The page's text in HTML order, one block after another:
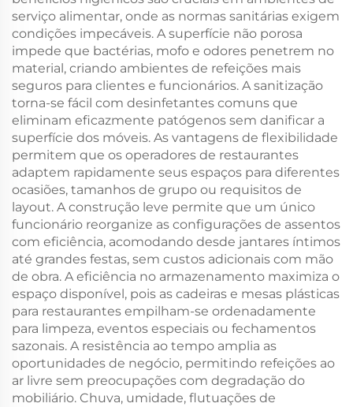
serviço alimentar, onde as normas sanitárias exigem
condições impecáveis. A superfície não porosa
impede que bactérias, mofo e odores penetrem no
material, criando ambientes de refeições mais
seguros para clientes e funcionários. A sanitização
torna-se fácil com desinfetantes comuns que
eliminam eficazmente patógenos sem danificar a
superfície dos móveis. As vantagens de flexibilidade
permitem que os operadores de restaurantes
adaptem rapidamente seus espaços para diferentes
ocasiões, tamanhos de grupo ou requisitos de
layout. A construção leve permite que um único
funcionário reorganize as configurações de assentos
com eficiência, acomodando desde jantares íntimos
até grandes festas, sem custos adicionais com mão
de obra. A eficiência no armazenamento maximiza o
espaço disponível, pois as cadeiras e mesas plásticas
para restaurantes empilham-se ordenadamente
para limpeza, eventos especiais ou fechamentos
sazonais. A resistência ao tempo amplia as
oportunidades de negócio, permitindo refeições ao
ar livre sem preocupações com degradação do
mobiliário. Chuva, umidade, flutuações de